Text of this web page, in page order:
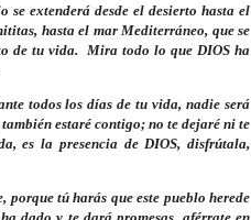
se extenderá desde el desierto hasta el
hasta el mar Mediterráneo, que se
de tu vida. Mira todo lo que DIOS ha
todos los días de tu vida, nadie será
estaré contigo; no te dejaré ni te
es la presencia de DIOS, disfrútala,
porque tú harás que este pueblo herede